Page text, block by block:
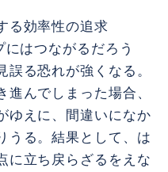
る効率性の追求
にはつながるだろう
る恐れが強くなる。
んでしまった場合、
ゆえに、間違いになか
うる。結果として、は
に立ち戻らざるをえな